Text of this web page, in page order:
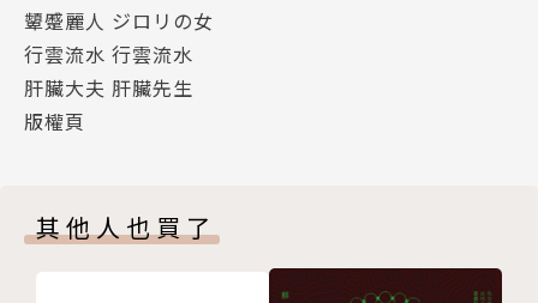
⊕坂口安吾創作評價—
「優秀的作家既是最初、也是最後的人。坂口安吾
的文學作品，是由坂口安吾所創造，若無坂口安吾，則
不可語之。」—川端康成（日本小說家）
作品和生活方式。他從未被虛假的寧靜所愚弄。他是一
顰蹙麗人 ジロリの女
行雲流水 行雲流水
肝臟大夫 肝臟先生
版權頁
其他人也買了